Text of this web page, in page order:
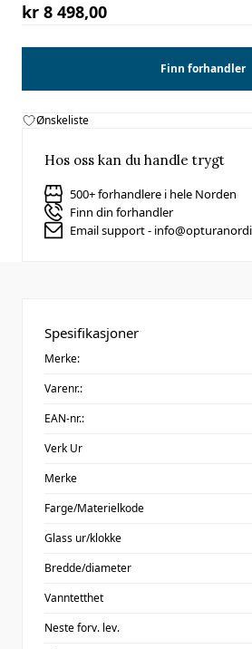
kr 8 498,00
Finn forhandler
Ønskeliste
Hos oss kan du handle trygt
500+ forhandlere i hele Norden
Finn din forhandler
Email support -
Spesifikasjoner
Merke:
Varenr.:
EAN-nr.:
Verk Ur
Merke
Farge/Materielkode
Glass ur/klokke
Bredde/diameter
Vanntetthet
Neste forv. lev.